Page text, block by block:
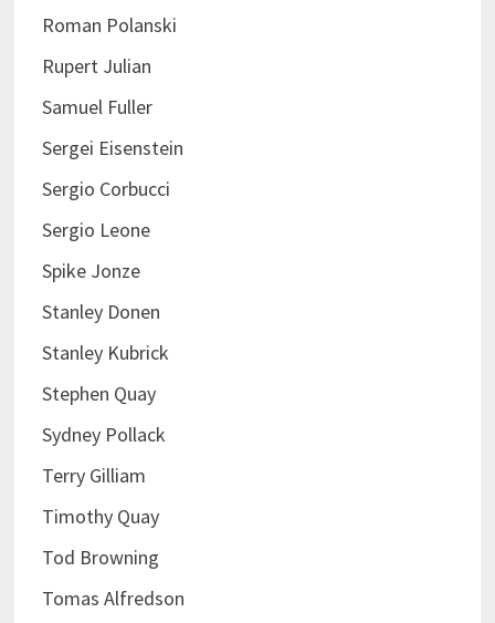
Roman Polanski
Rupert Julian
Samuel Fuller
Sergei Eisenstein
Sergio Corbucci
Sergio Leone
Spike Jonze
Stanley Donen
Stanley Kubrick
Stephen Quay
Sydney Pollack
Terry Gilliam
Timothy Quay
Tod Browning
Tomas Alfredson